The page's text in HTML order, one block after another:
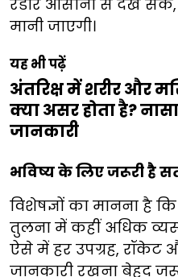
रडार आसानी से देख सके,
मानी जाएगी।
यह भी पढ़ें
अंतरिक्ष में शरीर और
क्या असर होता है?
जानकारी
भविष्य के लिए जरूरी है
विशेषज्ञों का मानना है
तुलना में कहीं अधिक
ऐसे में हर उपग्रह,
जानकारी रखना बेहद